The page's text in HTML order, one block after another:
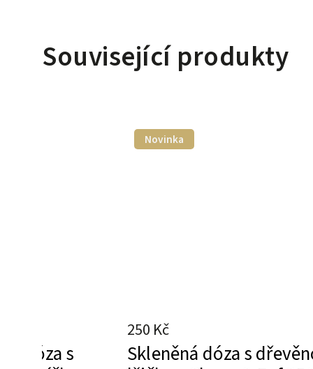
Související produkty
dóza s
Novinka
Skleněná dóza s
250 Kč